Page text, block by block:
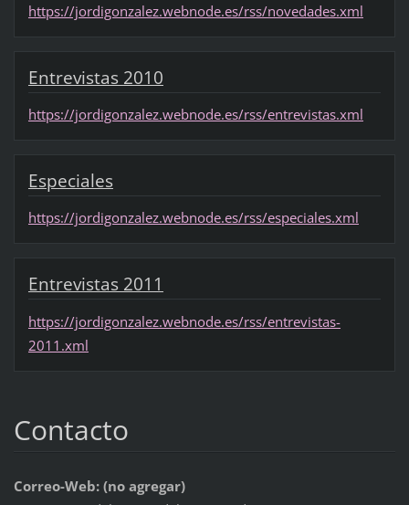
https://jordigonzalez.webnode.es/rss/novedades.xml
Entrevistas 2010
https://jordigonzalez.webnode.es/rss/entrevistas.xml
Especiales
https://jordigonzalez.webnode.es/rss/especiales.xml
Entrevistas 2011
https://jordigonzalez.webnode.es/rss/entrevistas-
2011.xml
Contacto
Correo-Web: (no agregar)